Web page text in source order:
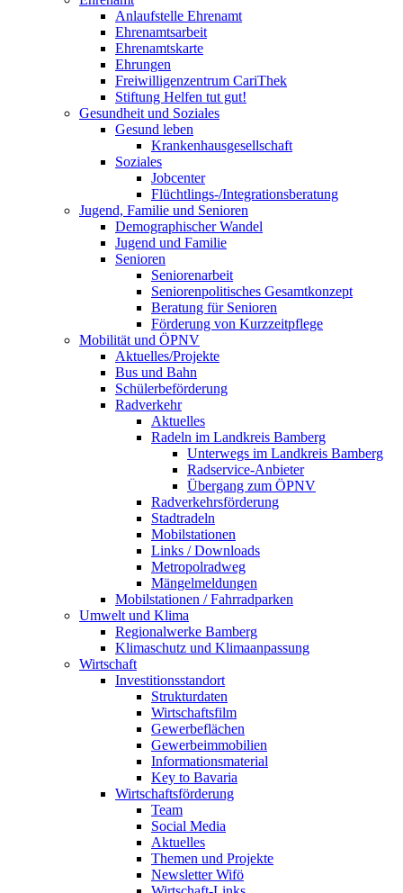
Anlaufstelle Ehrenamt
Ehrenamtsarbeit
Ehrenamtskarte
Ehrungen
Freiwilligenzentrum CariThek
Stiftung Helfen tut gut!
Gesundheit und Soziales
Gesund leben
Krankenhausgesellschaft
Soziales
Jobcenter
Flüchtlings-/Integrationsberatung
Jugend, Familie und Senioren
Demographischer Wandel
Jugend und Familie
Senioren
Seniorenarbeit
Seniorenpolitisches Gesamtkonzept
Beratung für Senioren
Förderung von Kurzzeitpflege
Mobilität und ÖPNV
Aktuelles/Projekte
Bus und Bahn
Schülerbeförderung
Radverkehr
Aktuelles
Radeln im Landkreis Bamberg
Unterwegs im Landkreis Bamberg
Radservice-Anbieter
Übergang zum ÖPNV
Radverkehrsförderung
Stadtradeln
Mobilstationen
Links / Downloads
Metropolradweg
Mängelmeldungen
Mobilstationen / Fahrradparken
Umwelt und Klima
Regionalwerke Bamberg
Klimaschutz und Klimaanpassung
Wirtschaft
Investitionsstandort
Strukturdaten
Wirtschaftsfilm
Gewerbeflächen
Gewerbeimmobilien
Informationsmaterial
Key to Bavaria
Wirtschaftsförderung
Team
Social Media
Aktuelles
Themen und Projekte
Newsletter Wifö